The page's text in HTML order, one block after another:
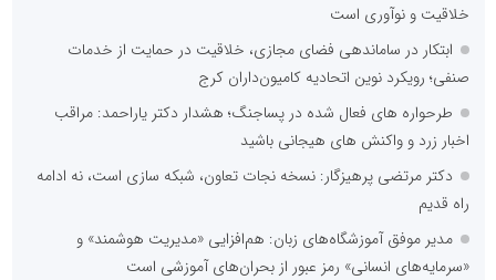
خلاقیت و نوآوری است
ابتکار در ساماندهی فضای مجازی، خلاقیت در حمایت از خدمات
صنفی؛ رویکرد نوین اتحادیه کامیون‌داران کرج
طرحواره های فعال شده در پساجنگ؛ هشدار دکتر یاراحمد: مراقب
اخبار زرد و واکنش های هیجانی باشید
دکتر مرتضی پرهیزگار: نسخه نجات تعاون، شبکه سازی است، نه ادامه
راه قدیم
مدیر موفق آموزشگاه‌های زبان: هم‌افزایی «مدیریت هوشمند» و
«سرمایه‌های انسانی» رمز عبور از بحران‌های آموزشی است